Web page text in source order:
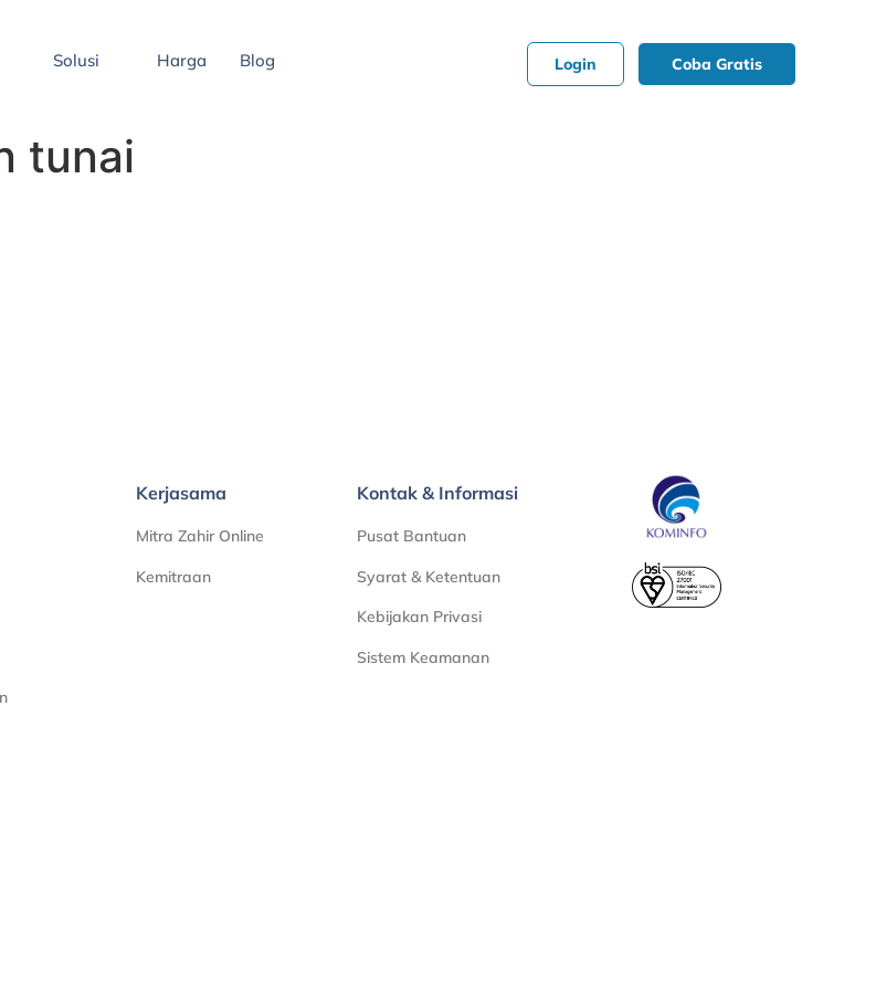
Solusi Harga Blog Login Coba Gratis
tunai
Kerjasama
Mitra Zahir Online
Kemitraan
Kontak & Informasi
Pusat Bantuan
Syarat & Ketentuan
Kebijakan Privasi
Sistem Keamanan